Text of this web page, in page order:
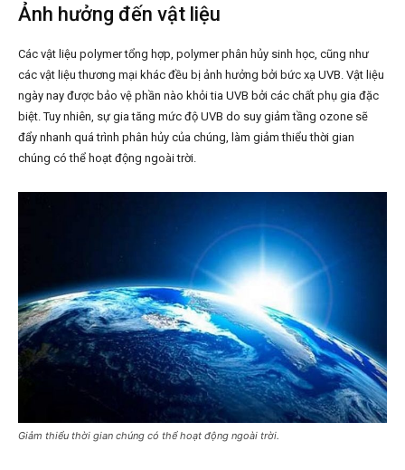
Ảnh hưởng đến vật liệu
Các vật liệu polymer tổng hợp, polymer phân hủy sinh học, cũng như
các vật liệu thương mại khác đều bị ảnh hưởng bởi bức xạ UVB. Vật liệu
ngày nay được bảo vệ phần nào khỏi tia UVB bởi các chất phụ gia đặc
biệt. Tuy nhiên, sự gia tăng mức độ UVB do suy giảm tầng ozone sẽ
đẩy nhanh quá trình phân hủy của chúng, làm giảm thiểu thời gian
chúng có thể hoạt động ngoài trời.
Giảm thiểu thời gian chúng có thể hoạt động ngoài trời.